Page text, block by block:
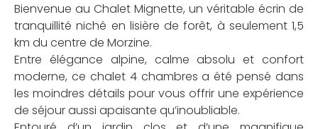
Bienvenue au Chalet Mignette, un véritable écrin de
tranquillité niché en lisière de forêt, à seulement 1,5
km du centre de Morzine.
Entre élégance alpine, calme absolu et confort
moderne, ce chalet 4 chambres a été pensé dans
les moindres détails pour vous offrir une expérience
de séjour aussi apaisante qu’inoubliable.